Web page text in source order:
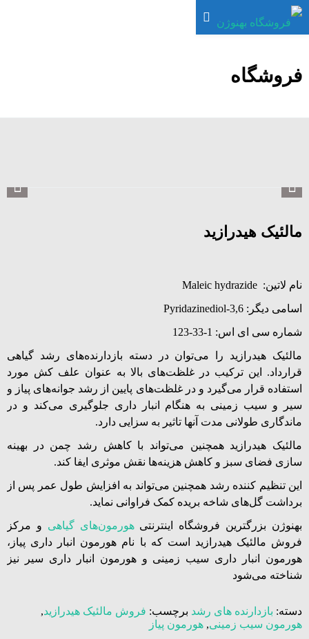
فروشگاه
مالئیک هیدرازید
نام لاتین: Maleic hydrazide
اسامی دیگر: Pyridazinediol-3,6
شماره سی ای اس: 1-33-123
مالئیک هیدرازید را می‌توان در دسته بازدارنده‌های رشد گیاهی
قرارداد. این ترکیب در غلظت‌های بالا به عنوان علف کش مورد
استفاده قرار می‌گیرد و در غلظت‌های پایین از رشد جوانه‌های پیاز و
سیر و سیب زمینی به هنگام انبار داری جلوگیری می‌کند و در
ماندگاری طولانی مدت آنها تاثیر به سزایی دارد.
مالئیک هیدرازید همچنین می‌تواند با کاهش رشد چمن در بهینه
سازی فضای سبز و کاهش هزینه‌ها نقش موثری ایفا کند.
این تنظیم کننده رشد همچنین می‌تواند به افزایش طول عمر پس از
برداشت گل‌های شاخه بریده کمک فراوانی نماید.
بهنوژن بزرگترین فروشگاه اینترنتیهورمون‌های گیاهی و مرکز
فروش مالئیک هیدرازید است که با نام هورمون انبار داری پیاز،
هورمون انبار داری سیب زمینی و هورمون انبار داری سیر نیز
شناخته می‌شود
دسته: بازدارنده های رشد برچسب: فروش مالئیک هیدرازید,
هورمون سیب زمینی, هورمون پیاز